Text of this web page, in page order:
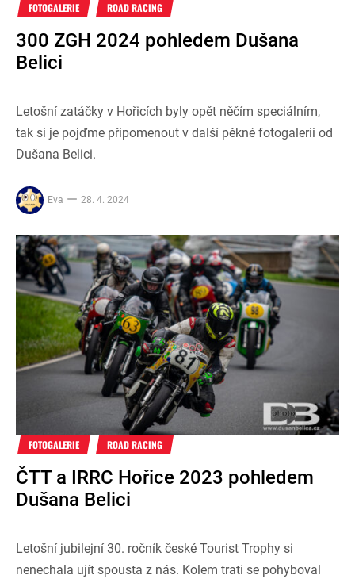
FOTOGALERIE ROAD RACING
300 ZGH 2024 pohledem Dušana
Belici
Letošní zatáčky v Hořicích byly opět něčím speciálním,
tak si je pojďme připomenout v další pěkné fotogalerii od
Dušana Belici.
Eva 28. 4. 2024
FOTOGALERIE ROAD RACING
ČTT a IRRC Hořice 2023 pohledem
Dušana Belici
Letošní jubilejní 30. ročník české Tourist Trophy si
nenechala ujít spousta z nás. Kolem trati se pohyboval